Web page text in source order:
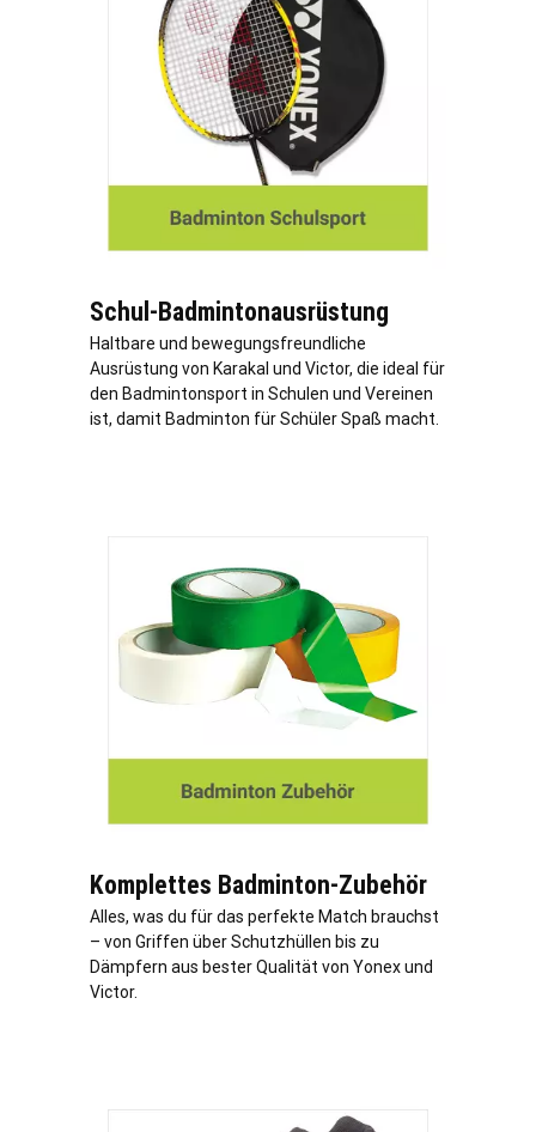
Schul-Badmintonausrüstung
Haltbare und bewegungsfreundliche
Ausrüstung von Karakal und Victor, die ideal für
den Badmintonsport in Schulen und Vereinen
ist, damit Badminton für Schüler Spaß macht.
Komplettes Badminton-Zubehör
Alles, was du für das perfekte Match brauchst
– von Griffen über Schutzhüllen bis zu
Dämpfern aus bester Qualität von Yonex und
Victor.